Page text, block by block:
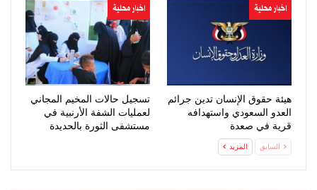
اخبار محلية
هيئة حقوق الإنسان تدين جرائم
العدو السعودي واستهدافه
قرية في صعدة
اخبار محلية
تسجيل حالات المخيم المجاني
لعمليات الشفة الأرنبية في
مستشفى الثورة بالحديدة
السابق المزيد